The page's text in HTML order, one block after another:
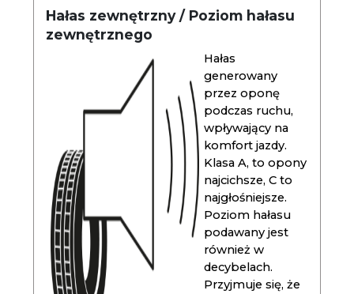
Hałas zewnętrzny / Poziom hałasu
zewnętrznego
Hałas
generowany
przez oponę
podczas ruchu,
wpływający na
komfort jazdy.
Klasa A, to opony
najcichsze, C to
najgłośniejsze.
Poziom hałasu
podawany jest
również w
decybelach.
Przyjmuje się, że